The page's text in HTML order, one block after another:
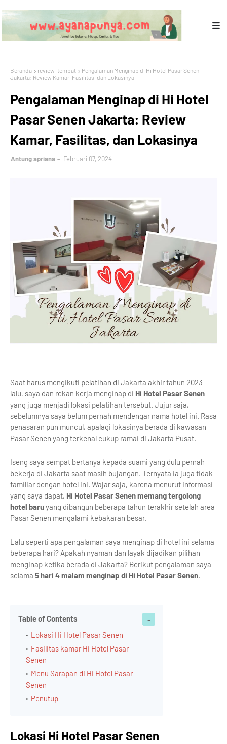
Beranda review-tempat
Pengalaman Menginap di Hi Hotel Pasar Senen
Jakarta: Review Kamar, Fasilitas, dan Lokasinya
Pengalaman Menginap di Hi Hotel
Pasar Senen Jakarta: Review
Kamar, Fasilitas, dan Lokasinya
Antung apriana Februari 07, 2024
Saat harus mengikuti pelatihan di Jakarta akhir tahun 2023
lalu, saya dan rekan kerja menginap di Hi Hotel Pasar Senen
yang juga menjadi lokasi pelatihan tersebut. Jujur saja,
sebelumnya saya belum pernah mendengar nama hotel ini. Rasa
penasaran pun muncul, apalagi lokasinya berada di kawasan
Pasar Senen yang terkenal cukup ramai di Jakarta Pusat.
Iseng saya sempat bertanya kepada suami yang dulu pernah
bekerja di Jakarta saat masih bujangan. Ternyata ia juga tidak
familiar dengan hotel ini. Wajar saja, karena menurut informasi
yang saya dapat, Hi Hotel Pasar Senen memang tergolong
hotel baruyang dibangun beberapa tahun terakhir setelah area
Pasar Senen mengalami kebakaran besar.
Lalu seperti apa pengalaman saya menginap di hotel ini selama
beberapa hari? Apakah nyaman dan layak dijadikan pilihan
menginap ketika berada di Jakarta? Berikut pengalaman saya
selama 5 hari 4 malam menginap di Hi Hotel Pasar Senen.
Table of Contents
Lokasi Hi Hotel Pasar Senen
Fasilitas kamar Hi Hotel Pasar
Senen
Menu Sarapan di Hi Hotel Pasar
Senen
Penutup
Lokasi Hi Hotel Pasar Senen